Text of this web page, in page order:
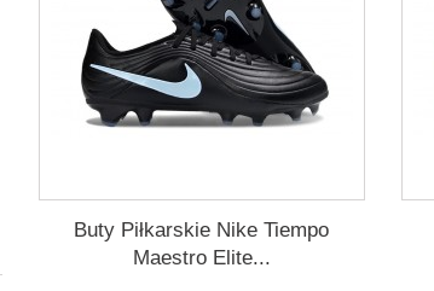
Buty Piłkarskie Nike Tiempo
Maestro Elite...